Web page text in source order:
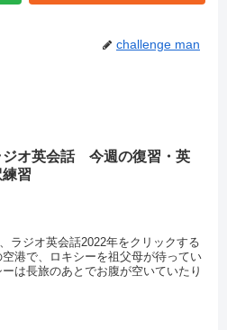
challenge man
ジオ英会話 今週の復習・英
習
ラジオ英会話2022年をクリックする
港で、ロキシーを祖父母が待ってい
は長旅のあとでお腹が空いていたり